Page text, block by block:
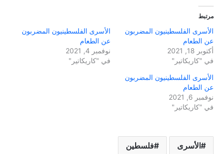
مرتبط
الأسرى الفلسطينيون المضربون
عن الطعام
أكتوبر 18, 2021
في "كاريكاتير"
الأسرى الفلسطينيون المضربون
عن الطعام
نوفمبر 4, 2021
في "كاريكاتير"
الأسرى الفلسطينيون المضربون
عن الطعام
نوفمبر 6, 2021
في "كاريكاتير"
الأسرى فلسطين